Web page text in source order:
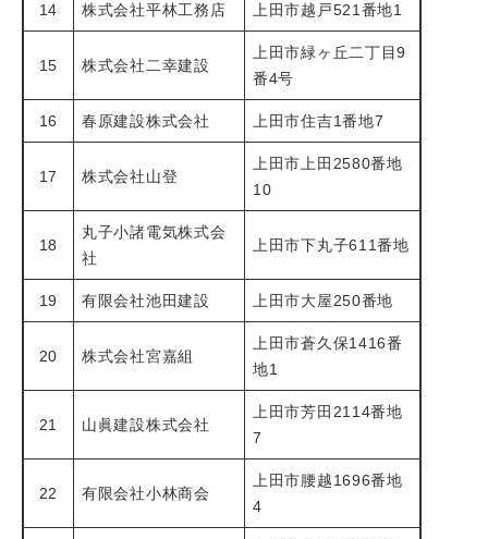
14 株式会社平林工務店 上田市越戸521番地1
15 株式会社二幸建設
上田市緑ヶ丘二丁目9
番4号
16 春原建設株式会社 上田市住吉1番地7
17 株式会社山登
上田市上田2580番地
10
18
丸子小諸電気株式会
社
上田市下丸子611番地
19 有限会社池田建設 上田市大屋250番地
20 株式会社宮嘉組
上田市蒼久保1416番
地1
21 山眞建設株式会社
上田市芳田2114番地
7
22 有限会社小林商会
上田市腰越1696番地
4